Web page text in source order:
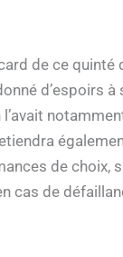
de ce
d’espoirs
de choix,
cas de